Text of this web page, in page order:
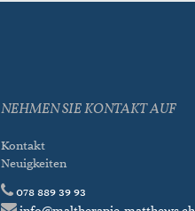
NEHMEN SIE KONTAKT AUF
Kontakt
Neuigkeiten
078 889 39 93